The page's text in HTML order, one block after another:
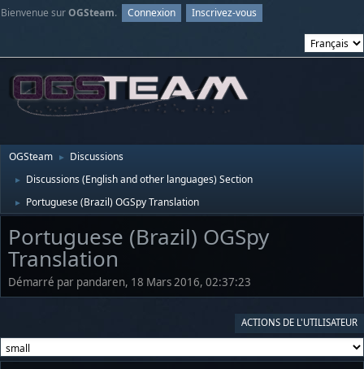
Bienvenue surOGSteam. Connexion Inscrivez-vous
OGSteam ► Discussions
► Discussions (English and other languages) Section
► Portuguese (Brazil) OGSpy Translation
Portuguese (Brazil) OGSpy
Translation
Démarré par pandaren, 18 Mars 2016, 02:37:23
ACTIONS DE L'UTILISATEUR